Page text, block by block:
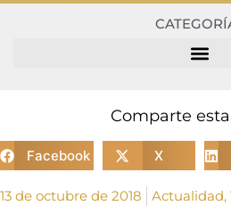
Comparte
Facebook X
13 de octubre de 2018 Actualidad,